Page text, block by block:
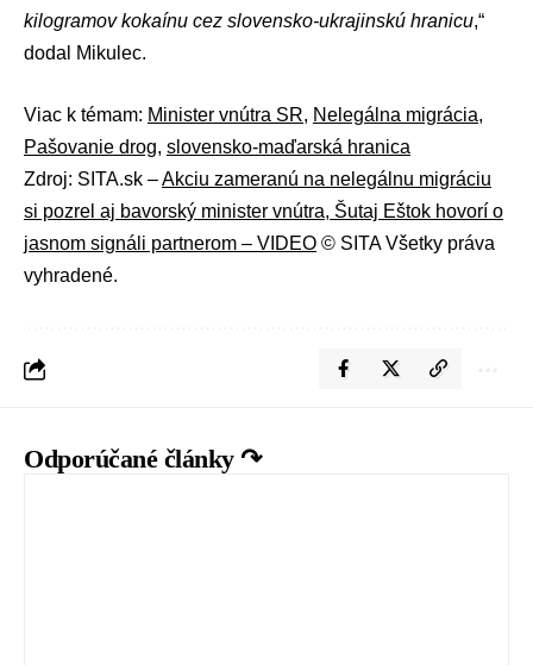
kilogramov kokaínu cez slovensko-ukrajinskú hranicu,“
dodal Mikulec.
Viac k témam: Minister vnútra SR, Nelegálna migrácia,
Pašovanie drog, slovensko-maďarská hranica
Zdroj: SITA.sk –Akciu zameranú na nelegálnu migráciu
si pozrel aj bavorský minister vnútra, Šutaj Eštok hovorí o
jasnom signáli partnerom – VIDEO © SITA Všetky práva
vyhradené.
Odporúčané články ↷